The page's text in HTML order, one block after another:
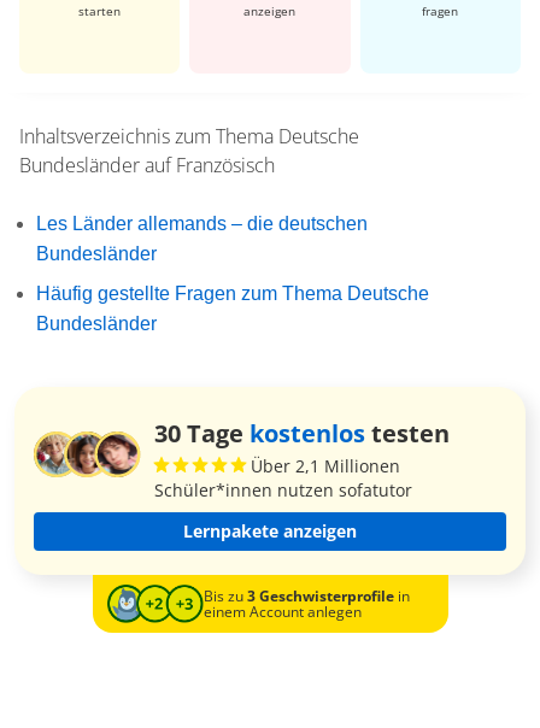
starten anzeigen fragen
Inhaltsverzeichnis zum Thema Deutsche
Bundesländer auf Französisch
Les Länder allemands – die deutschen
Bundesländer
Häufig gestellte Fragen zum Thema Deutsche
Bundesländer
30 Tage kostenlostesten
Über 2,1 Millionen
Schüler*innen nutzen sofatutor
Lernpakete anzeigen
Bis zu3 Geschwisterprofilein
einem Account anlegen